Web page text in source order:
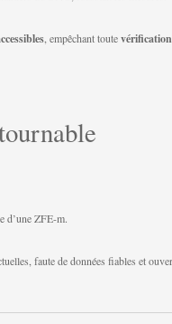
, empêchant toute
d’une ZFE-m.
faute de données fiables et